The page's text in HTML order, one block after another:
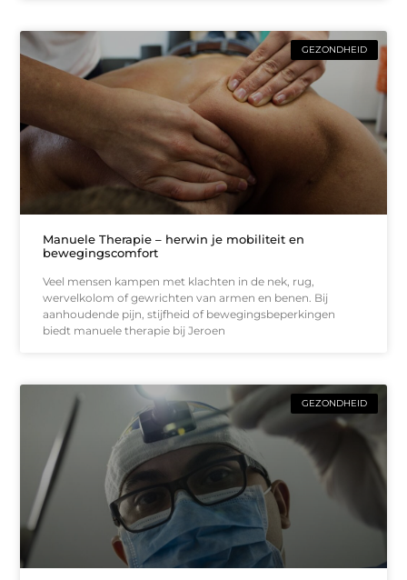
GEZONDHEID
Manuele Therapie – herwin je mobiliteit en
bewegingscomfort
Veel mensen kampen met klachten in de nek, rug,
wervelkolom of gewrichten van armen en benen. Bij
aanhoudende pijn, stijfheid of bewegingsbeperkingen
biedt manuele therapie bij Jeroen
GEZONDHEID